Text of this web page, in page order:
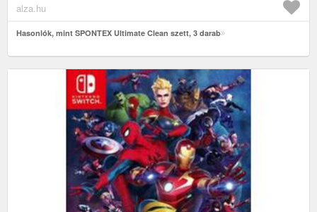
alza.hu
Hasonlók, mint SPONTEX Ultimate Clean szett, 3 darab